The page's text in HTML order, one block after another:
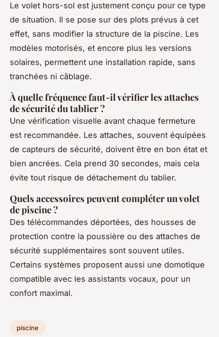
Le volet hors-sol est justement conçu pour ce type
de situation. Il se pose sur des plots prévus à cet
effet, sans modifier la structure de la piscine. Les
modèles motorisés, et encore plus les versions
solaires, permettent une installation rapide, sans
tranchées ni câblage.
À quelle fréquence faut-il vérifier les attaches
de sécurité du tablier ?
Une vérification visuelle avant chaque fermeture
est recommandée. Les attaches, souvent équipées
de capteurs de sécurité, doivent être en bon état et
bien ancrées. Cela prend 30 secondes, mais cela
évite tout risque de détachement du tablier.
Quels accessoires peuvent compléter un volet
de piscine ?
Des télécommandes déportées, des housses de
protection contre la poussière ou des attaches de
sécurité supplémentaires sont souvent utiles.
Certains systèmes proposent aussi une domotique
compatible avec les assistants vocaux, pour un
confort maximal.
piscine